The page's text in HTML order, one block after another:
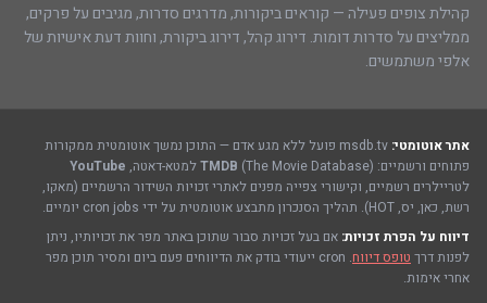
קהילת צופים פעילה — קוראים ביקורות, מדרגים סדרות, מגיבים על פרקים,
ממליצים על סדרות דומות. דירוג קהל, דירוג ביקורת, וחוות דעת אישיות של
אלפי משתמשים.
אתר אוטומטי:
msdb.tv פועל ללא מגע אדם — התוכן נמשך אוטומטית ממקורות
פתוחים ורשמיים:
TMDB (The Movie Database) למטא-דאטה,
YouTube
לטריילרים רשמיים, וקישורי צפייה מפנים לאתרי זכויות השידור הרשמיים (מאקו,
רשת, כאן, יס, HOT). תהליך הסנכרון מתבצע אוטומטית על ידי cron jobs יומיים.
דיווח על הפרת זכויות: אם בעל זכויות סבור שתוכן באתר מפר את זכויותיו, ניתן
לפנות דרך טופס דיווח
. cron ייעודי בודק את הדיווחים פעם ביום ומסיר תוכן מפר
אחרי אימות.